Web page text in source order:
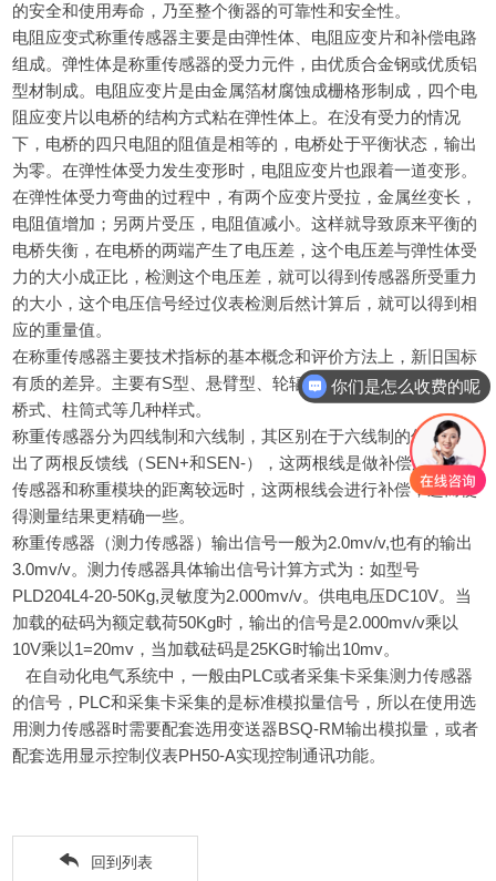
的安全和使用寿命，乃至整个衡器的可靠性和安全性。
电阻应变式称重传感器主要是由弹性体、电阻应变片和补偿电路
组成。弹性体是称重传感器的受力元件，由优质合金钢或优质铝
型材制成。电阻应变片是由金属箔材腐蚀成栅格形制成，四个电
阻应变片以电桥的结构方式粘在弹性体上。在没有受力的情况
下，电桥的四只电阻的阻值是相等的，电桥处于平衡状态，输出
为零。在弹性体受力发生变形时，电阻应变片也跟着一道变形。
在弹性体受力弯曲的过程中，有两个应变片受拉，金属丝变长，
电阻值增加；另两片受压，电阻值减小。这样就导致原来平衡的
电桥失衡，在电桥的两端产生了电压差，这个电压差与弹性体受
力的大小成正比，检测这个电压差，就可以得到传感器所受重力
的大小，这个电压信号经过仪表检测后然计算后，就可以得到相
应的重量值。
在称重传感器主要技术指标的基本概念和评价方法上，新旧国标
有质的差异。主要有S型、悬臂型、轮辐式、板环式、膜盒式、
桥式、柱筒式等几种样式。
称重传感器分为四线制和六线制，其区别在于六线制的传感器多
出了两根反馈线（SEN+和SEN-），这两根线是做补偿用的，当
传感器和称重模块的距离较远时，这两根线会进行补偿，进而使
得测量结果更精确一些。
称重传感器（测力传感器）输出信号一般为2.0mv/v,也有的输出
3.0mv/v。测力传感器具体输出信号计算方式为：如型号
PLD204L4-20-50Kg,灵敏度为2.000mv/v。供电电压DC10V。当
加载的砝码为额定载荷50Kg时，输出的信号是2.000mv/v乘以
10V乘以1=20mv，当加载砝码是25KG时输出10mv。
在自动化电气系统中，一般由PLC或者采集卡采集测力传感器
的信号，PLC和采集卡采集的是标准模拟量信号，所以在使用选
用测力传感器时需要配套选用变送器BSQ-RM输出模拟量，或者
配套选用显示控制仪表PH50-A实现控制通讯功能。
回到列表
你们是怎么收费的呢